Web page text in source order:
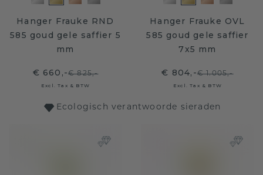
Hanger Frauke RND
585 goud gele saffier 5
mm
€ 660,-€ 825,-
Excl. Tax & BTW
Hanger Frauke OVL
585 goud gele saffier
7x5 mm
€ 804,-€ 1.005,-
Excl. Tax & BTW
Ecologisch verantwoorde sieraden